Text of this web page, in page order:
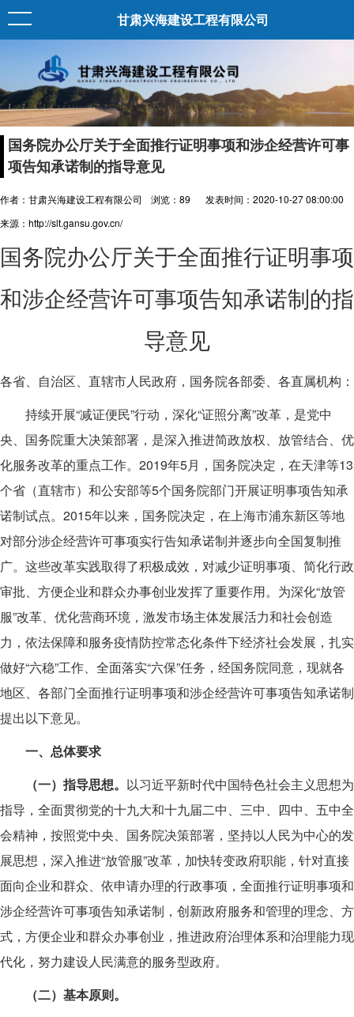
甘肃兴海建设工程有限公司
国务院办公厅关于全面推行证明事项和涉企经营许可事
项告知承诺制的指导意见
作者：甘肃兴海建设工程有限公司 浏览： 89
发表时间：2020-10-27 08:00:00
来源：http://slt.gansu.gov.cn/
国务院办公厅关于全面推行证明事项
和涉企经营许可事项告知承诺制的指
导意见
各省、自治区、直辖市人民政府，国务院各部委、各直属机构：
持续开展“减证便民”行动，深化“证照分离”改革，是党中
央、国务院重大决策部署，是深入推进简政放权、放管结合、优
化服务改革的重点工作。2019年5月，国务院决定，在天津等13
个省（直辖市）和公安部等5个国务院部门开展证明事项告知承
诺制试点。2015年以来，国务院决定，在上海市浦东新区等地
对部分涉企经营许可事项实行告知承诺制并逐步向全国复制推
广。这些改革实践取得了积极成效，对减少证明事项、简化行政
审批、方便企业和群众办事创业发挥了重要作用。为深化“放管
服”改革、优化营商环境，激发市场主体发展活力和社会创造
力，依法保障和服务疫情防控常态化条件下经济社会发展，扎实
做好“六稳”工作、全面落实“六保”任务，经国务院同意，现就各
地区、各部门全面推行证明事项和涉企经营许可事项告知承诺制
提出以下意见。
一、总体要求
（一）指导思想。 以习近平新时代中国特色社会主义思想为
指导，全面贯彻党的十九大和十九届二中、三中、四中、五中全
会精神，按照党中央、国务院决策部署，坚持以人民为中心的发
展思想，深入推进“放管服”改革，加快转变政府职能，针对直接
面向企业和群众、依申请办理的行政事项，全面推行证明事项和
涉企经营许可事项告知承诺制，创新政府服务和管理的理念、方
式，方便企业和群众办事创业，推进政府治理体系和治理能力现
代化，努力建设人民满意的服务型政府。
（二）基本原则。